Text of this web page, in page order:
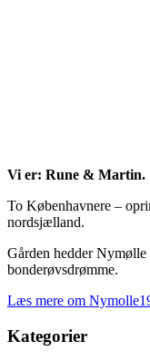
Vi er: Rune & Martin.
To Københavnere –
nordsjælland.
Gården hedder
bonderøvsdrømme.
Læs mere om
Kategorier